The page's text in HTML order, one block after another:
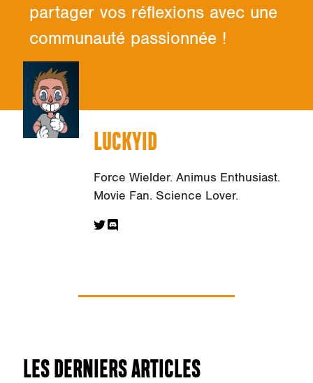
partager vos réflexions avec une
communauté passionnée !
LUCKYID
Force Wielder. Animus Enthusiast.
Movie Fan. Science Lover.
LES DERNIERS ARTICLES